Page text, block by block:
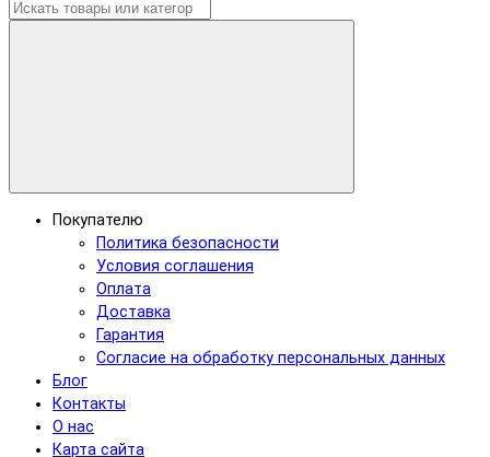
Покупателю
Политика безопасности
Условия соглашения
Оплата
Доставка
Гарантия
Согласие на обработку персональных данных
Блог
Контакты
О нас
Карта сайта